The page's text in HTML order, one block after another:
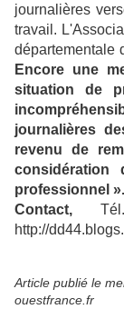
journalières
travail.
départementale
Encore une
situation de
journalières
revenu de
professionnel ».
Contact,
http://
Article publié le
ouestfrance.fr